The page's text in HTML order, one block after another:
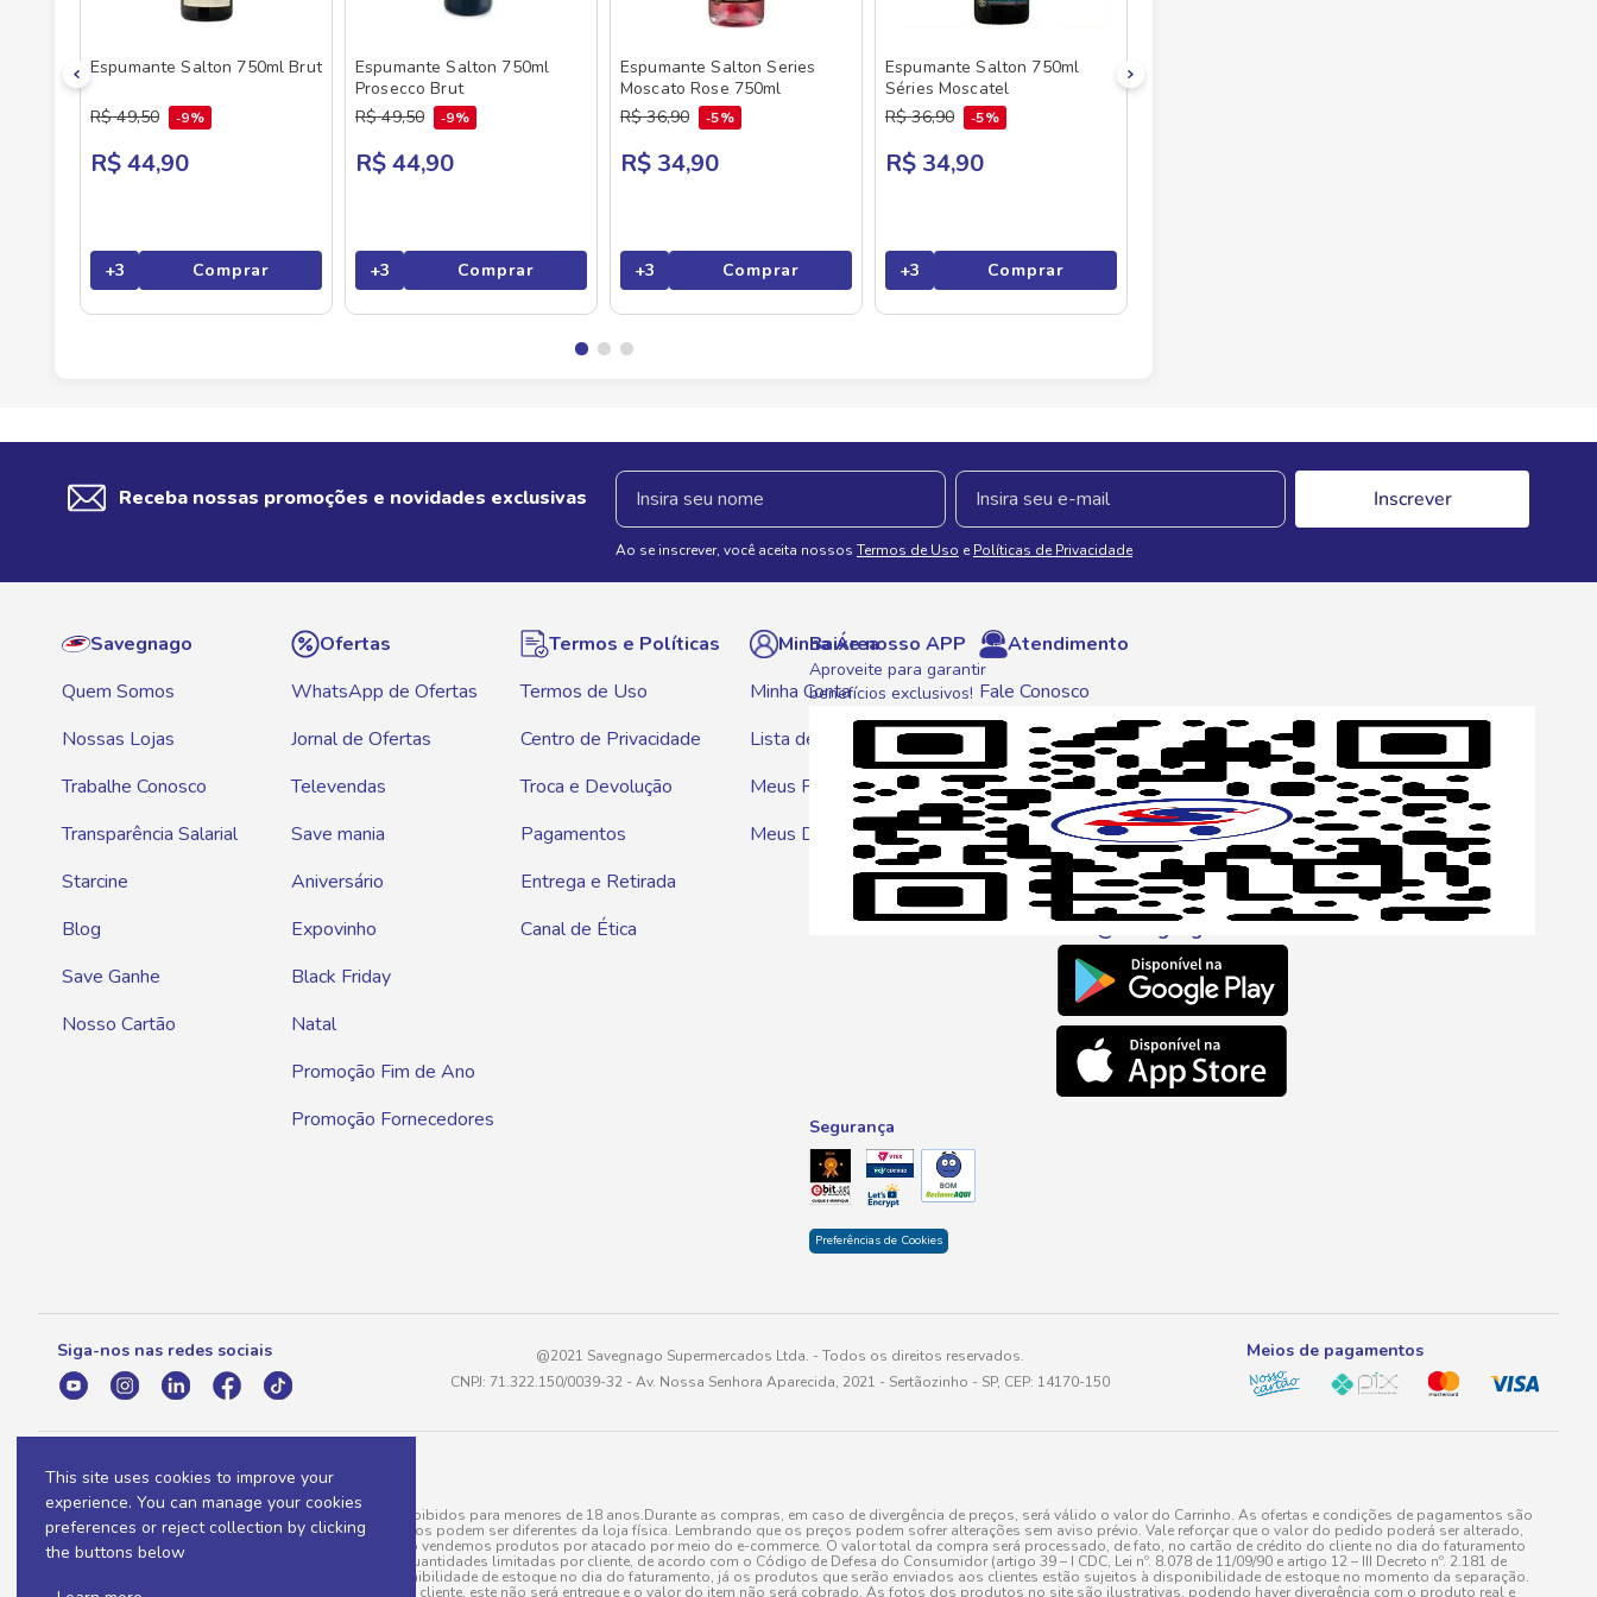
This site uses cookies to improve your
experience. You can manage your cookies
preferences or reject collection by clicking
the buttons below
Espumante Salton 750ml Brut
R$ 49,50 9%
R$ 44,90
+3 Comprar
Espumante Salton 750ml
Prosecco Brut
R$ 49,50 9%
R$ 44,90
+3 Comprar
Espumante Salton Series
Moscato Rose 750ml
R$ 36,90 5%
R$ 34,90
+3 Comprar
Espumante Salton 750ml
Séries Moscatel
R$ 36,90 5%
R$ 34,90
+3 Comprar
Receba nossas promoções e novidades exclusivas Inscrever
Ao se inscrever, você aceita nossos Termos de Uso e Políticas de Privacidade
Savegnago
Quem Somos
Nossas Lojas
Trabalhe Conosco
Transparência Salarial
Starcine
Blog
Save Ganhe
Nosso Cartão
Ofertas
WhatsApp de Ofertas
Jornal de Ofertas
Televendas
Save mania
Aniversário
Expovinho
Black Friday
Natal
Promoção Fim de Ano
Promoção Fornecedores
Termos e Políticas
Termos de Uso
Centro de Privacidade
Troca e Devolução
Pagamentos
Entrega e Retirada
Canal de Ética
Minha Área
Minha Conta
Lista de Compras
Meus Pedidos
Meus Descontos
Atendimento
Fale Conosco
WhatsApp
Telefone
0800 016 6680
E-mail
atendimento@savegnago.com.br
Baixe nosso APP
Aproveite para garantir
benefícios exclusivos!
Segurança
Preferências de Cookies
Siga-nos nas redes sociais
@2021 Savegnago Supermercados Ltda. - Todos os direitos reservados.
CNPJ: 71.322.150/0039-32 - Av. Nossa Senhora Aparecida, 2021 - Sertãozinho - SP, CEP: 14170-150
Meios de pagamentos
A venda e o consumo de bebidas alcoólicas são proibidos para menores de 18 anos.Durante as compras, em caso de divergência de preços, será válido o valor do Carrinho. As ofertas e condições de pagamentos são
válidas para a loja eletrônica, sendo que seus preços podem ser diferentes da loja física. Lembrando que os preços podem sofrer alterações sem aviso prévio. Vale reforçar que o valor do pedido poderá ser alterado,
para menos, por conta de produtos variáveis; e não vendemos produtos por atacado por meio do e-commerce. O valor total da compra será processado, de fato, no cartão de crédito do cliente no dia do faturamento
do pedido. Produtos em promoção possuem quantidades limitadas por cliente, de acordo com o Código de Defesa do Consumidor (artigo 39 – I CDC, Lei nº. 8.078 de 11/09/90 e artigo 12 – III Decreto nº. 2.181 de
20/03/97). A venda está diretamente ligada à disponibilidade de estoque no dia do faturamento, já os produtos que serão enviados aos clientes estão sujeitos à disponibilidade de estoque no momento da separação.
Caso algum produto venha a faltar no pedido do cliente, este não será entregue e o valor do item não será cobrado. As fotos dos produtos no site são ilustrativas, podendo haver divergência com o produto real e